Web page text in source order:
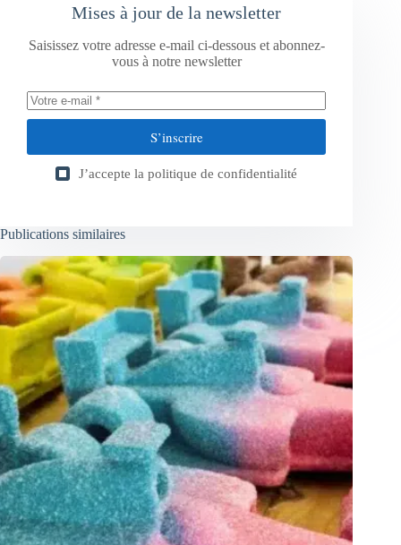
Mises à jour de la newsletter
Saisissez votre adresse e-mail ci-dessous et abonnez-
vous à notre newsletter
S’inscrire
J’accepte la politique de confidentialité
Publications similaires